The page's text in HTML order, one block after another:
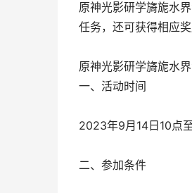
原神光影研学旖旎水
任务，还可获得相应奖
原神光影研学旖旎水
一、活动时间
2023年9月14日10点
二、参加条件